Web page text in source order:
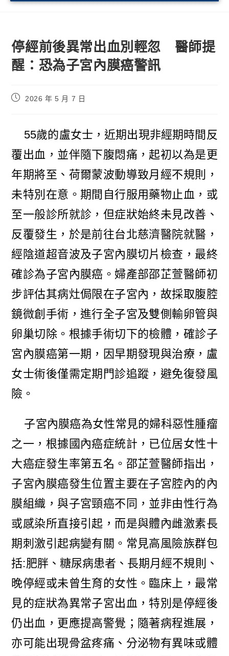
停經前後異常出血別輕忽 醫師提
醒：恐為子宮內膜癌警訊
2026 年 5 月 7 日
55歲的盧女士，近期出現非經期時間反
覆出血，並伴隨下腹悶痛，起初以為是更
年期將至、荷爾蒙波動導致月經不規則，
未特別在意。期間自行服用藥物止血，或
至一般診所就診，但症狀始終未見改善、
反覆發生，於是前往台北慈濟醫院就醫，
經陰道超音波及子宮內膜切片檢查，最終
確診為子宮內膜癌。婦產部邵芷萱醫師初
步評估其病灶侷限在子宮內，故採取腹腔
鏡微創手術，進行全子宮及雙側輸卵管與
卵巢切除。根據手術切下的檢體，確診子
宮內膜癌第一期，因早期發現與治療，盧
女士術後僅需定期門診追蹤，避免復發風
險。
子宮內膜癌為女性常見的婦科惡性腫瘤
之一，根據國內癌症統計，已位居女性十
大癌症發生率第五名。邵芷萱醫師指出，
子宮內膜癌發生位置主要在子宮腔內的內
膜組織，與子宮頸癌不同，並非由性行為
或感染所直接引起，而是與體內雌激素長
期刺激引起病變有關。常見高風險族群包
括:肥胖、糖尿病患者、長期月經不規則、
晚停經或未曾生育的女性。臨床上，最常
見的症狀為異常子宮出血，特別是停經後
仍出血，更應提高警覺；隨著病程進展，
亦可能出現骨盆疼痛、分泌物有異味或體